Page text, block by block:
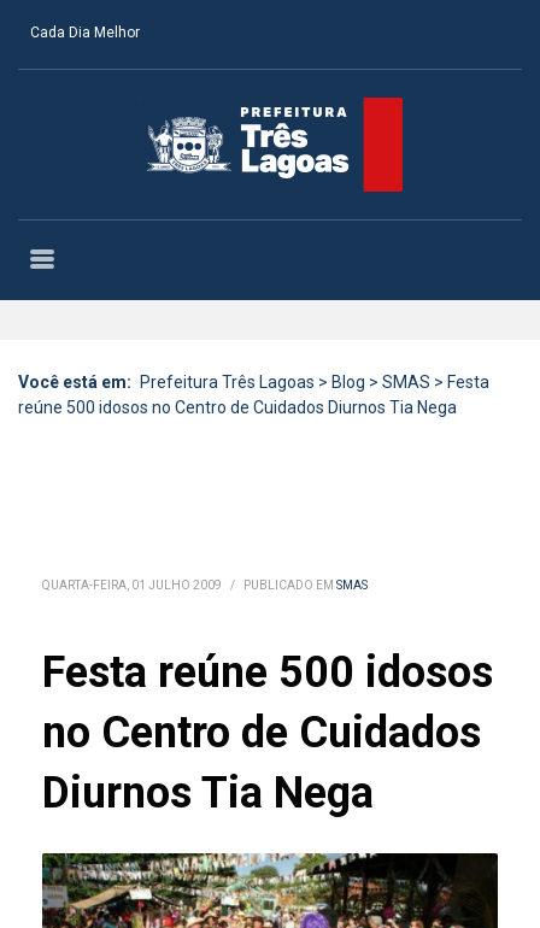
Cada Dia Melhor
Você está em: Prefeitura Três Lagoas > Blog > SMAS > Festa
reúne 500 idosos no Centro de Cuidados Diurnos Tia Nega
QUARTA-FEIRA, 01 JULHO 2009 / PUBLICADO EM SMAS
Festa reúne 500 idosos
no Centro de Cuidados
Diurnos Tia Nega